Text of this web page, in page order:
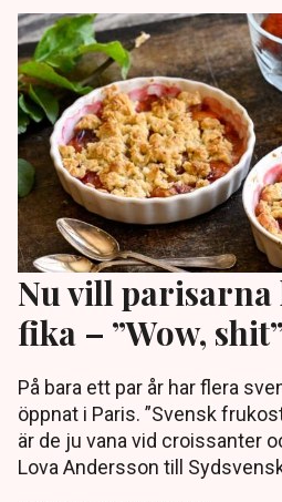
Nu vill parisarna
fika – ”Wow, shit”
På bara ett par år har flera
öppnat i Paris. ”Svensk
är de ju vana vid croissanter
Lova Andersson till